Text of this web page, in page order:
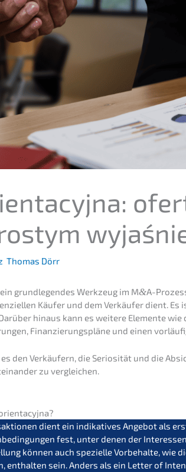
Thomas Dörr
grund­le­gen­des Werkzeug im M&A-
Käufer und dem Verkäu­fer dient.
hinaus kann es weite­re Elemen­te
Finan­zie­rungs­plä­ne und einen
den Verkäu­fern, die Serio­si­tät und die
zu vergleichen.
dient ein indika­ti­ves Angebot als
fest, unter denen der
können auch spezi­el­le Vorbe­hal­te, wie
enthal­ten sein. Anders als ein Letter of